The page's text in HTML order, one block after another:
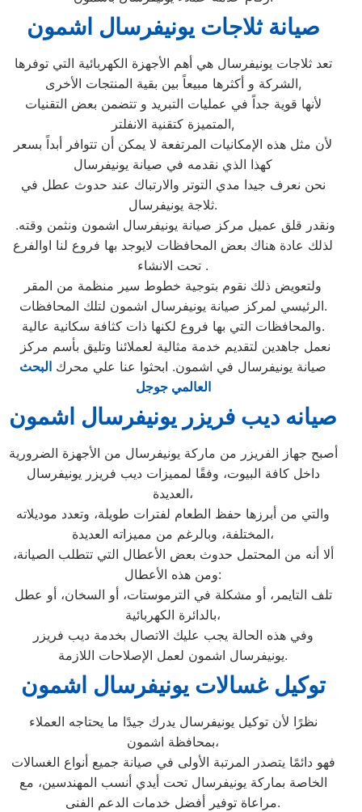
صيانة ثلاجات يونيفرسال اشمون
تعد ثلاجات يونيفرسال هي أهم الأجهزة الكهربائية التي توفرها
الشركة و أكثرها مبيعاً بين بقية المنتجات الأخرى,
لأنها قوية جداً في عمليات التبريد و تتضمن بعض التقنيات
المتميزة كتقنية الانفلتر,
لأن مثل هذه الإمكانيات المرتفعة لا يمكن أن تتوافر أبداً بسعر
كهذا الذي نقدمه في صيانة يونيفرسال
نحن نعرف جيدا مدي التوتر والارتباك عند حدوث عطل في
ثلاجة يونيفرسال.
لذلك عادة هناك بعض المحافظات لايوجد بها فروع لنا اوالفرع
تحت الانشاء .
ولتعويض ذلك نقوم بتوجية خطوط سير منظمة من المقر
الرئيسي لمركز صيانة يونيفرسال اشمون لتلك المحافظات.
والمحافظات التي بها فروع لكنها ذات كثافة سكانية عالية.
صيانة يونيفرسال في اشمون. ابحثوا عنا علي محرك البحث
العالمي جوجل
صيانه ديب فريزر يونيفرسال اشمون
أصبح جهاز الفريزر من ماركة يونيفرسال من الأجهزة الضرورية
داخل كافة البيوت، وفقًا لمميزات ديب فريزر يونيفرسال
العديدة،
والتي من أبرزها حفظ الطعام لفترات طويلة، وتعدد موديلاته
المختلفة، وبالرغم من مميزاته العديدة،
ألا أنه من المحتمل حدوث بعض الأعطال التي تتطلب الصيانة،
ومن هذه الأعطال:
تلف التايمر، أو مشكلة في الترموستات، أو السخان، أو عطل
بالدائرة الكهربائية،
وفي هذه الحالة يجب عليك الاتصال بخدمة ديب فريزر
يونيفرسال اشمون لعمل الإصلاحات اللازمة.
توكيل غسالات يونيفرسال اشمون
نظرًا لأن توكيل يونيفرسال يدرك جيدًا ما يحتاجه العملاء
بمحافظة اشمون،
فهو دائمًا يتصدر المرتبة الأولى في صيانة جميع أنواع الغسالات
الخاصة بماركة يونيفرسال تحت أيدي أنسب المهندسين، مع
مراعاة توفير أفضل خدمات الدعم الفنى.